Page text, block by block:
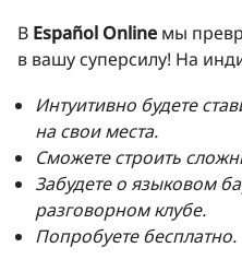
В Español Online мы
в вашу суперсилу! На
Интуитивно будете
на свои места.
Сможете строить
Забудете о языковом
разговорном клубе.
Попробуете бесплатно.